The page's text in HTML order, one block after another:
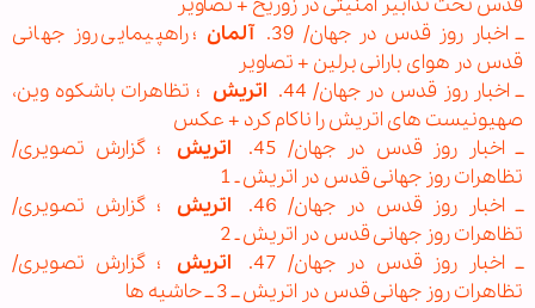
قدس تحت تدابیر امنیتی در زوریخ + تصاویر
ــ اخبار روز قدس در جهان/ 39.
آلمان ؛ راهپیمایی روز جهانی
قدس در هوای بارانی برلین + تصاویر
ــ اخبار روز قدس در جهان/ 44.
اتریش ؛ تظاهرات باشکوه وین،
صهیونیست های اتریش را ناکام کرد + عکس
ــ اخبار روز قدس در جهان/ 45.
اتریش ؛ گزارش تصویری/
تظاهرات روز جهانی قدس در اتریش ـ 1
ــ اخبار روز قدس در جهان/ 46.
اتریش ؛ گزارش تصویری/
تظاهرات روز جهانی قدس در اتریش ـ 2
ــ اخبار روز قدس در جهان/ 47.
اتریش ؛ گزارش تصویری/
تظاهرات روز جهانی قدس در اتریش ــ 3 ــ حاشیه ها